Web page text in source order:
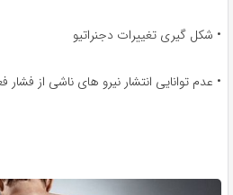
• شکل گیری تغییرات دجنراتیو
• عدم توانایی انتشار نیرو های ناشی از